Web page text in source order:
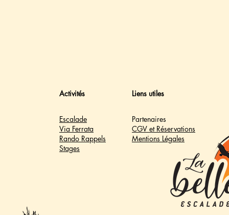
Activités Liens utiles
Escalade
Via Ferrata
Rando Rappels
Stages
Partenaires
CGV et Réservations
Mentions Légales